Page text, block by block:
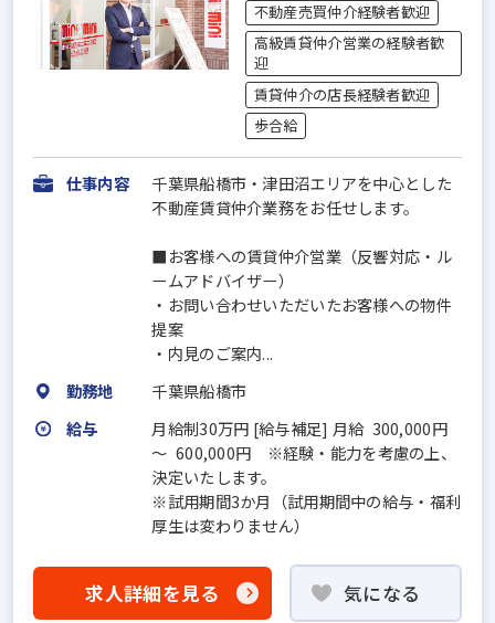
不動産売買仲介経験者歓迎
高級賃貸仲介営業の経験者歓
迎
賃貸仲介の店長経験者歓迎
歩合給
仕事内容
千葉県船橋市・津田沼エリアを中心とした
不動産賃貸仲介業務をお任せします。
■お客様への賃貸仲介営業（反響対応・ル
ームアドバイザー）
・お問い合わせいただいたお客様への物件
提案
・内見のご案内...
勤務地
千葉県船橋市
給与
月給制30万円 [給与補足] 月給 300,000円
～ 600,000円 ※経験・能力を考慮の上、
決定いたします。
※試用期間3か月（試用期間中の給与・福利
厚生は変わりません）
求人詳細を見る 気になる